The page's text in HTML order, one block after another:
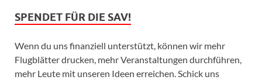
SPENDET FÜR DIE SAV!
Wenn du uns finanziell unterstützt, können wir mehr
Flugblätter drucken, mehr Veranstaltungen durchführen,
mehr Leute mit unseren Ideen erreichen. Schick uns